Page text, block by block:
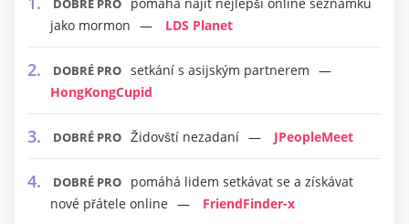
DOBRÉ PRO
jako mormon
LDS Planet
DOBRÉ PRO setkání s asijským partnerem
HongKongCupid
DOBRÉ PRO Židovští nezadaní JPeopleMeet
DOBRÉ PRO
pomáhá lidem setkávat se a získávat
nové přátele online
FriendFinder-x